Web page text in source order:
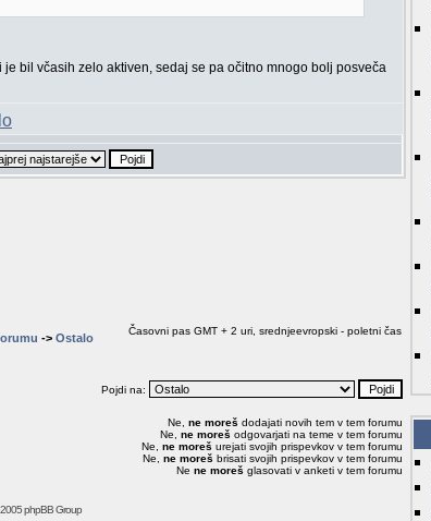
bil včasih zelo aktiven, sedaj se pa očitno mnogo bolj posveča
-> Ostalo
Časovni pas GMT + 2 uri, srednjeevropski - poletni čas
Pojdi na:
Ne, ne moreš dodajati novih tem v tem forumu
Ne, ne moreš odgovarjati na teme v tem forumu
Ne, ne moreš urejati svojih prispevkov v tem forumu
Ne, ne moreš brisati svojih prispevkov v tem forumu
Ne ne moreš glasovati v anketi v tem forumu
phpBB Group